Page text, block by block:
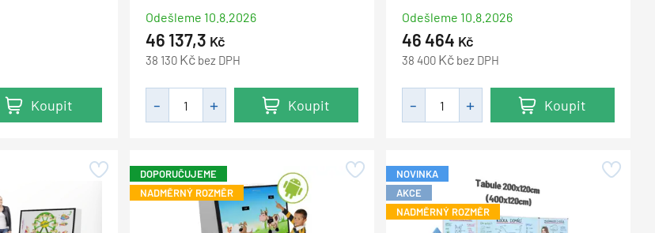
Koupit
Odešleme 10.8.2026
46 137,3 Kč
38 130 Kč bez DPH
Koupit
Odešleme 10.8.2026
46 464 Kč
38 400 Kč bez DPH
Koupit
DOPORUČUJEME
NADMĚRNÝ ROZMĚR
NOVINKA
AKCE
NADMĚRNÝ ROZMĚR